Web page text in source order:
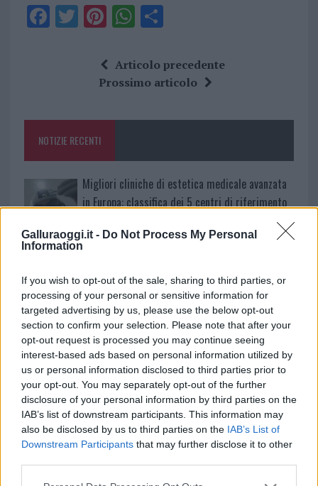
Galluraoggi.it - Do Not Process My Personal
Information
If you wish to opt-out of the sale, sharing to third parties, or
processing of your personal or sensitive information for
targeted advertising by us, please use the below opt-out
section to confirm your selection. Please note that after your
opt-out request is processed you may continue seeing
interest-based ads based on personal information utilized by
us or personal information disclosed to third parties prior to
your opt-out. You may separately opt-out of the further
disclosure of your personal information by third parties on the
IAB’s list of downstream participants. This information may
also be disclosed by us to third parties on the IAB’s List of
Downstream Participants that may further disclose it to other
Please note that this website/app uses one or more Google
F
o
k
T Pi
te
re
W
at
s
p
S
a
re
Articolo precedente
Prossimo articolo
NOTIZIE RECENTI
Migliori cliniche di estetica medicale avanzata
in Europa: classifica dei 5 centri di riferimento
Incendi, a San Pasquale arriva il Campo Base:
Andrea Mura conquista Palau: grande
partecipazione per il suo racconto
Calangianus, allarme sul centro accoglienza
minori, Albieri: “Episodi gravissimi”
Gallura, finti clienti svuotano le suite: furto da
50mila nel resort